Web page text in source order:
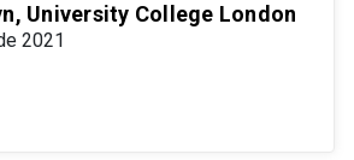
University College London
2021